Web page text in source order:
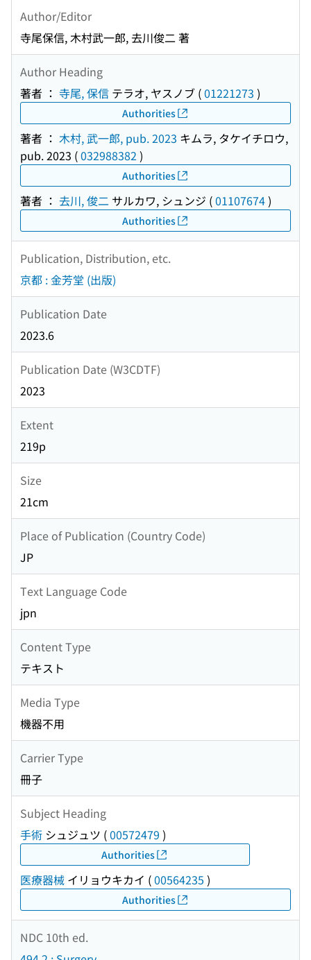
Author/Editor
寺尾保信, 木村武一郎, 去川俊二 著
Author Heading
著者 ： 寺尾, 保信 テラオ, ヤスノブ (01221273 )
Authorities
著者 ： 木村, 武一郎, pub. 2023 キムラ, タケイチロウ,
pub. 2023 (032988382 )
Authorities
著者 ： 去川, 俊二 サルカワ, シュンジ (01107674)
Authorities
Publication, Distribution, etc.
京都 : 金芳堂 (出版)
Publication Date
2023.6
Publication Date (W3CDTF)
2023
Extent
219p
Size
21cm
Place of Publication (Country Code)
JP
Text Language Code
jpn
Content Type
テキスト
Media Type
機器不用
Carrier Type
冊子
Subject Heading
手術 シュジュツ (00572479 )
Authorities
医療器械 イリョウキカイ (00564235 )
Authorities
NDC 10th ed.